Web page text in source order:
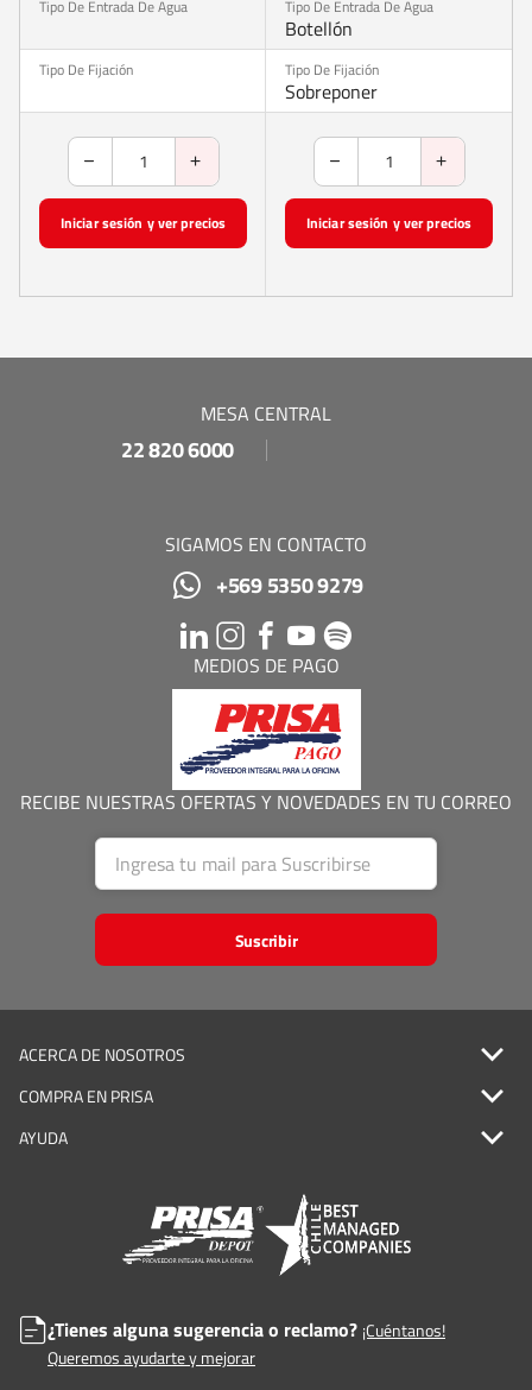
Iniciar sesión y ver precios
Botellón
Sobreponer
Iniciar sesión y ver precios
MESA CENTRAL
22 820 6000
SIGAMOS EN CONTACTO
+569 5350 9279
MEDIOS DE PAGO
RECIBE NUESTRAS OFERTAS Y NOVEDADES EN TU CORREO
Suscribir
ACERCA DE NOSOTROS
COMPRA EN PRISA
AYUDA
¿Tienes alguna sugerencia o reclamo? ¡Cuéntanos!
Queremos ayudarte y mejorar